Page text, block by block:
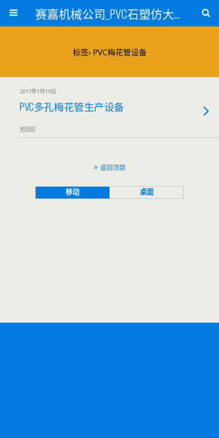
赛嘉机械公司_PVC石塑仿大理石线条生产线_PVC仿大理石板材生产设备_PVC门窗型材生产设备_PVC扣板设备_PVC/WPC发泡板材生产线_PVC波浪瓦生产设备_地毯覆膜TPR TPE设备_TPR鞋边条生产设备_PVC封边条卡条生产设备_PVC造料设备_PVC PE PP管材生产线_混合机
标签› PVC梅花管设备
2017年1月19日
PVC多孔梅花管生产设备
无回应
返回顶部
移动 桌面